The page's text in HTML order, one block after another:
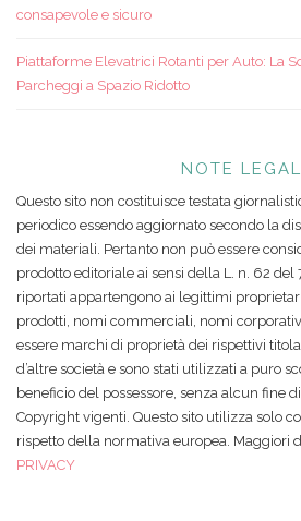
consapevole e sicuro
Piattaforme Elevatrici Rotanti per Auto: La
Parcheggi a Spazio Ridotto
NOTE
Questo sito non costituisce testata
periodico essendo aggiornato secondo la
dei materiali. Pertanto non può essere
prodotto editoriale ai sensi della L. n. 62
riportati appartengono ai legittimi
prodotti, nomi commerciali, nomi
essere marchi di proprietà dei rispettivi
d’altre società e sono stati utilizzati a puro
beneficio del possessore, senza alcun fine
Copyright vigenti. Questo sito utilizza solo
rispetto della normativa europea. Maggiori
PRIVACY